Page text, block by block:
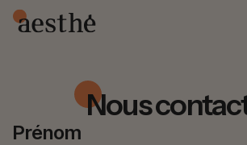
Nous
Prénom